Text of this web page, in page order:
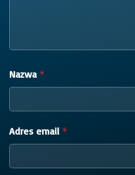
Nazwa *
Adres email *